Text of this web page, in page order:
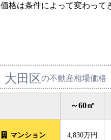
価格は条件によって変わって
大田区の不動産相場価格
～60㎡
マンション 4,830万円